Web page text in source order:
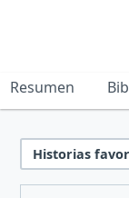
Resumen